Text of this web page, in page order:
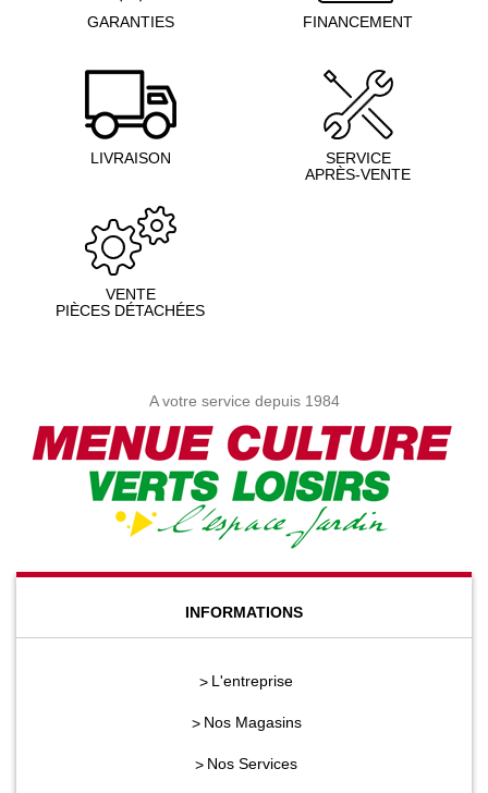
GARANTIES FINANCEMENT
LIVRAISON
SERVICE
APRÈS-VENTE
VENTE
PIÈCES DÉTACHÉES
A votre service depuis 1984
INFORMATIONS
L'entreprise
Nos Magasins
Nos Services